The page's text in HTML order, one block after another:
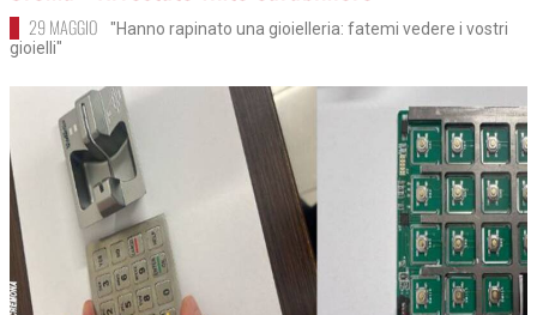
29 MAGGIO
"Hanno rapinato una gioielleria: fatemi vedere i vostri
gioielli"